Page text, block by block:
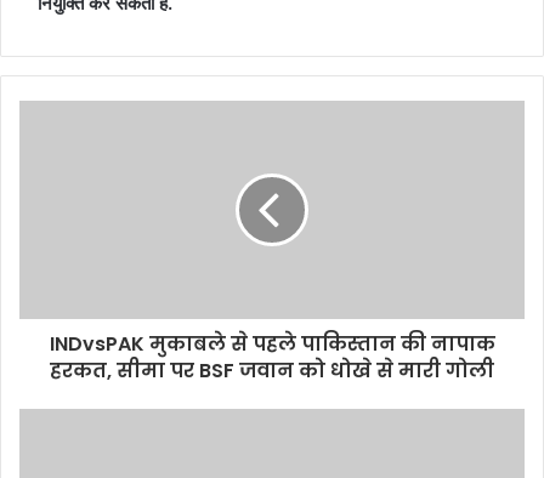
INDvsPAK मुकाबले से पहले पाकिस्‍तान की नापाक
हरकत, सीमा पर BSF जवान को धोखे से मारी गोली